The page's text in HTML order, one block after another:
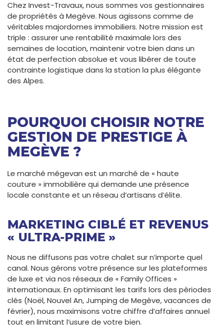
Chez Invest-Travaux, nous sommes vos gestionnaires
de propriétés à Megève. Nous agissons comme de
véritables majordomes immobiliers. Notre mission est
triple : assurer une rentabilité maximale lors des
semaines de location, maintenir votre bien dans un
état de perfection absolue et vous libérer de toute
contrainte logistique dans la station la plus élégante
des Alpes.
POURQUOI CHOISIR NOTRE
GESTION DE PRESTIGE À
MEGÈVE ?
Le marché mégevan est un marché de « haute
couture » immobilière qui demande une présence
locale constante et un réseau d’artisans d’élite.
MARKETING CIBLÉ ET REVENUS
« ULTRA-PRIME »
Nous ne diffusons pas votre chalet sur n’importe quel
canal. Nous gérons votre présence sur les plateformes
de luxe et via nos réseaux de « Family Offices »
internationaux. En optimisant les tarifs lors des périodes
clés (Noël, Nouvel An, Jumping de Megève, vacances de
février), nous maximisons votre chiffre d’affaires annuel
tout en limitant l’usure de votre bien.